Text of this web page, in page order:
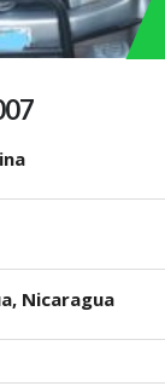
Nicaragua